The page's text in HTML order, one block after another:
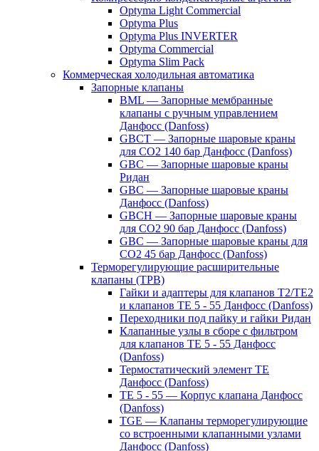
Optyma Light Commercial
Optyma Plus
Optyma Plus INVERTER
Optyma Commercial
Optyma Slim Pack
Коммерческая холодильная автоматика
Запорные клапаны
BML — Запорные мембранные
клапаны с ручным управлением
Данфосс (Danfoss)
GBCT — Запорные шаровые краны
для CO2 140 бар Данфосс (Danfoss)
GBC — Запорные шаровые краны
Ридан
GBC — Запорные шаровые краны
Данфосс (Danfoss)
GBCH — Запорные шаровые краны
для CO2 90 бар Данфосс (Danfoss)
GBC — Запорные шаровые краны для
CO2 45 бар Данфосс (Danfoss)
Терморегулирующие расширительные
клапаны (ТРВ)
Гайки и адаптеры для клапанов T2/TE2
и клапанов TE 5 - 55 Данфосс (Danfoss)
Переходники под пайку и гайки Ридан
Клапанные узлы в сборе с фильтром
для клапанов TE 5 - 55 Данфосс
(Danfoss)
Термостатический элемент TE
Данфосс (Danfoss)
TE 5 - 55 — Корпус клапана Данфосс
(Danfoss)
TGE — Клапаны терморегулирующие
со встроенными клапанными узлами
Данфосс (Danfoss)